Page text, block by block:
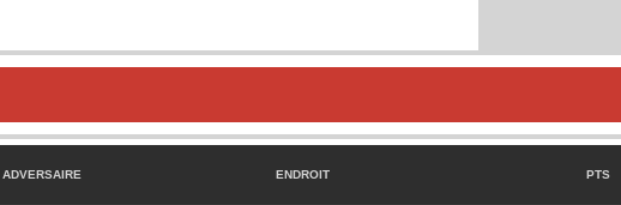
ADVERSAIRE ENDROIT PTS